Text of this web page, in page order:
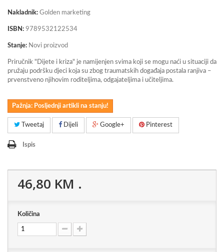
Nakladnik: Golden marketing
ISBN: 9789532122534
Stanje: Novi proizvod
Priručnik "Dijete i kriza" je namijenjen svima koji se mogu naći u situaciji da
pružaju podršku djeci koja su zbog traumatskih događaja postala ranjiva –
prvenstveno njihovim roditeljima, odgajateljima i učiteljima.
Pažnja: Posljednji artikli na stanju!
Tweetaj Dijeli Google+ Pinterest
Ispis
46,80 KM .
Količina